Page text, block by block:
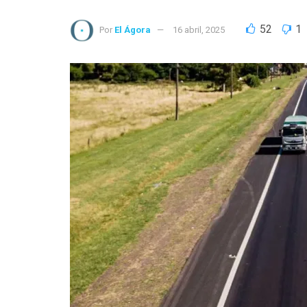
Por El Ágora 16 abril, 2025 52 1